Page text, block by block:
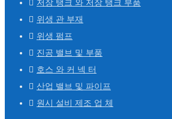
저장 탱크 와 저장 탱크 부품
위생 관 부재
위생 펌프
진공 밸브 및 부품
호스 와 커 넥 터
산업 밸브 및 파이프
원시 설비 제조 업 체